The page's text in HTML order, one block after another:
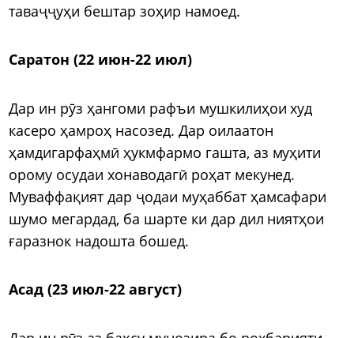
таваҷҷуҳи бештар зоҳир намоед.
Саратон (22 июн-22 июл)
Дар ин рӯз ҳангоми рафъи мушкилиҳои худ
касеро ҳамроҳ насозед. Дар оилаатон
ҳамдигарфаҳмӣ ҳукмфармо гашта, аз муҳити
орому осудаи хонаводагӣ роҳат мекунед.
Муваффақият дар ҷодаи муҳаббат ҳамсафари
шумо мегардад, ба шарте ки дар дил ниятҳои
ғаразнок надошта бошед.
Асад (23 июл-22 август)